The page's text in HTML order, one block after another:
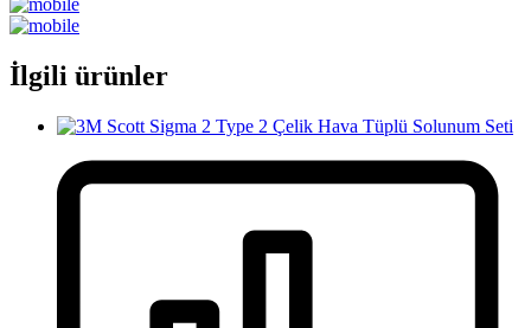
İlgili ürünler